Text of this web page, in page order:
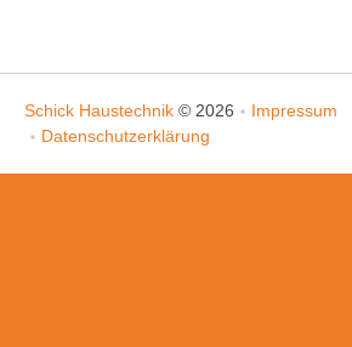
Schick Haustechnik © 2026
Impressum
Datenschutzerklärung